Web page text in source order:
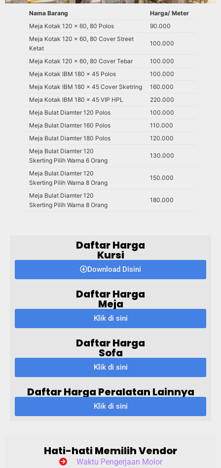
Nama Barang
Harga/ Meter
Meja Kotak 120 x 60, 80 Polos
90.000
Meja Kotak 120 x 60, 80 Cover Street
Ketat
100.000
Meja Kotak 120 x 60, 80 Cover Tebar
100.000
Meja Kotak IBM 180 x 45 Polos
100.000
Meja Kotak IBM 180 x 45 Cover Sketring
160.000
Meja Kotak IBM 180 x 45 VIP HPL
220.000
Meja Bulat Diamter 120 Polos
100.000
Meja Bulat Diamter 160 Polos
110.000
Meja Bulat Diamter 180 Polos
120.000
Meja Bulat Diamter 120
Skerting Pilih Warna 6 Orang
130.000
Meja Bulat Diamter 120
Skerting Pilih Warna 8 Orang
150.000
Meja Bulat Diamter 120
Skerting Pilih Warna 8 Orang
180.000
Daftar Harga
Kursi
Download Disini
Daftar Harga
Meja
Klik di sini
Daftar Harga
Sofa
Klik di sini
Daftar Harga Peralatan Lainnya
Klik di sini
Hati-hati Memilih Vendor
Waktu Pengerjaan Molor